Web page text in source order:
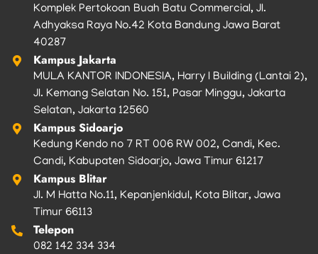
Komplek Pertokoan Buah Batu Commercial, Jl.
Adhyaksa Raya No.42 Kota Bandung Jawa Barat
40287
Kampus Jakarta
MULA KANTOR INDONESIA, Harry I Building (Lantai 2),
Jl. Kemang Selatan No. 151, Pasar Minggu, Jakarta
Selatan, Jakarta 12560
Kampus Sidoarjo
Kedung Kendo no 7 RT 006 RW 002, Candi, Kec.
Candi, Kabupaten Sidoarjo, Jawa Timur 61217
Kampus Blitar
Jl. M Hatta No.11, Kepanjenkidul, Kota Blitar, Jawa
Timur 66113
Telepon
082 142 334 334